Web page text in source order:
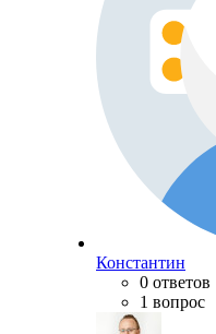
Константин
0 ответов
1 вопрос